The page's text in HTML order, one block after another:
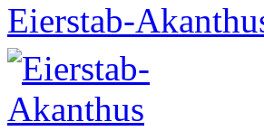
Eierstab-